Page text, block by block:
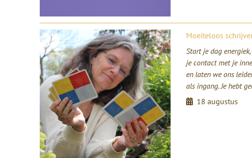
Moeiteloos
Start je dag
je contact met je
en laten we ons
als ingang. Je hebt
18 augustus